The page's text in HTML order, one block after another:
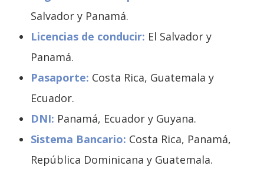
Salvador y Panamá.
Licencias de conducir: El Salvador y
Panamá.
Pasaporte: Costa Rica, Guatemala y
Ecuador.
DNI: Panamá, Ecuador y Guyana.
Sistema Bancario: Costa Rica, Panamá,
República Dominicana y Guatemala.